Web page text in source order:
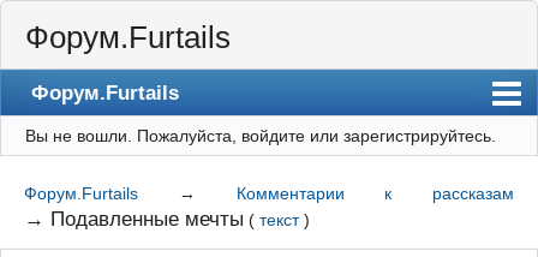
Форум.Furtails
Форум.Furtails
На сайт
Форум
Регистрация
Вы не вошли. Пожалуйста, войдите или зарегистрируйтесь.
Форум.Furtails → Комментарии к рассказам
→ Подавленные мечты (текст)